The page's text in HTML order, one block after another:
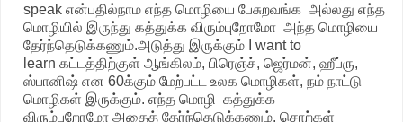
speak என்பதில்நாம எந்த மொழியை பேசுறவங்க அல்லது எந்த
மொழியில் இருந்து கத்துக்க விரும்புறோமோ அந்த மொழியை
தேர்ந்தெடுக்கணும்.அடுத்து இருக்கும் I want to
learn கட்டத்திற்குள் ஆங்கிலம், பிரெஞ்ச், ஜெர்மன், ஹீப்ரு,
ஸ்பானிஷ் என 60க்கும் மேற்பட்ட உலக மொழிகள், நம் நாட்டு
மொழிகள் இருக்கும். எந்த மொழி கத்துக்க
விரும்புறோமோ அதைத் தேர்ந்தெடுக்கணும். சொற்கள்